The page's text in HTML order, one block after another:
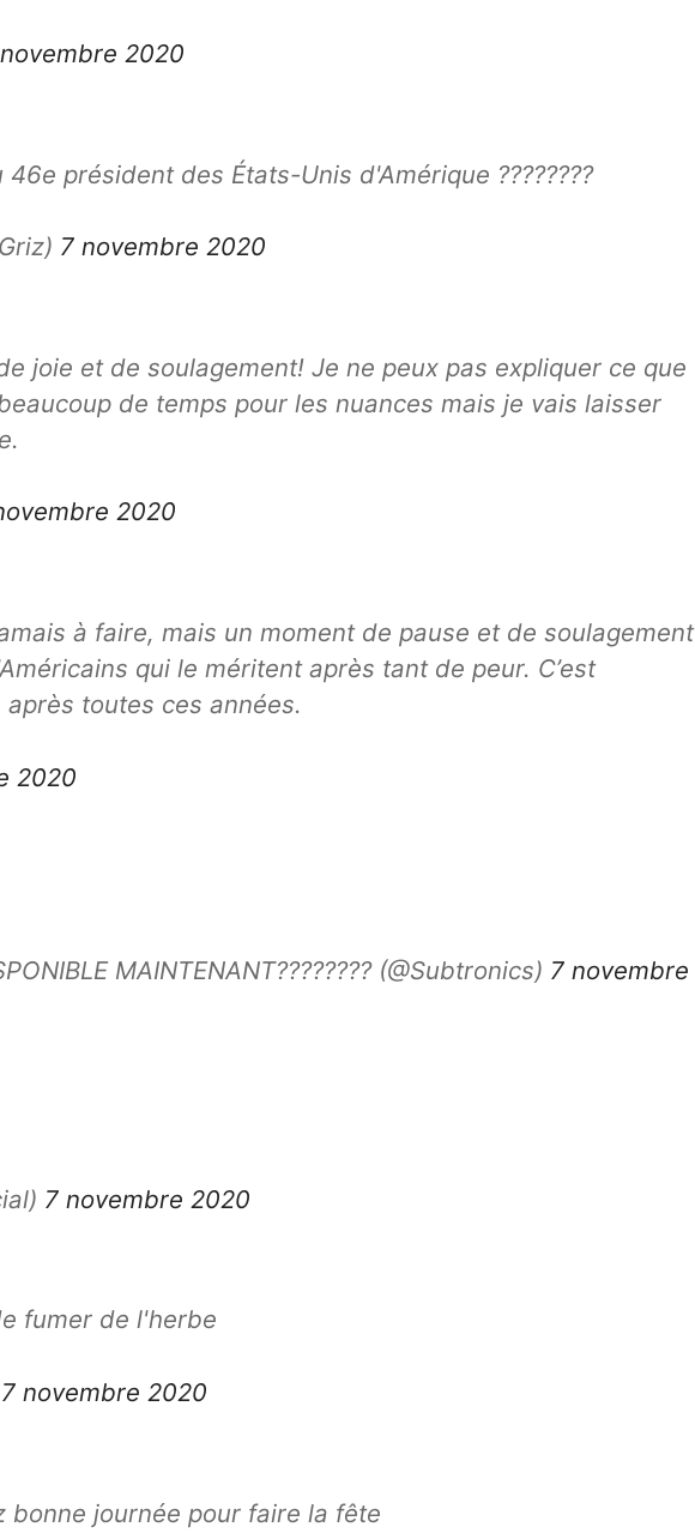
2020
président des États-Unis d'Amérique ????????
7 novembre 2020
joie et de soulagement! Je ne peux pas expliquer ce que
de temps pour les nuances mais je vais laisser
2020
à faire, mais un moment de pause et de soulagement
qui le méritent après tant de peur. C’est
toutes ces années.
2020
MAINTENANT???????? (@Subtronics) 7 novembre
7 novembre 2020
fumer de l'herbe
7 novembre 2020
bonne journée pour faire la fête